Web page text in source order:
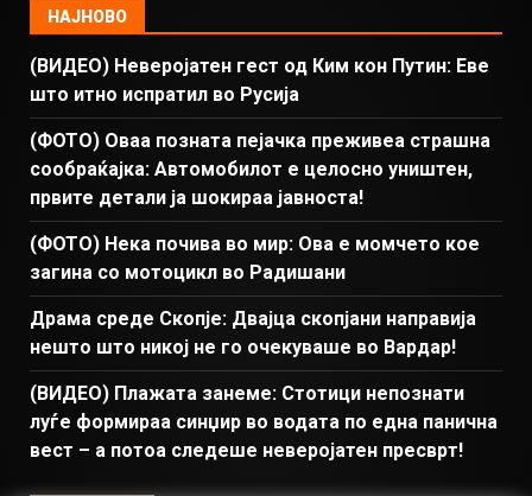
НАЈНОВО
(ВИДЕО) Неверојатен гест од Ким кон Путин: Еве
што итно испратил во Русија
(ФОТО) Оваа позната пејачка преживеа страшна
сообраќајка: Автомобилот е целосно уништен,
првите детали ја шокираа јавноста!
(ФОТО) Нека почива во мир: Ова е момчето кое
загина со мотоцикл во Радишани
Драма среде Скопје: Двајца скопјани направија
нешто што никој не го очекуваше во Вардар!
(ВИДЕО) Плажата занеме: Стотици непознати
луѓе формираа синџир во водата по една панична
вест – а потоа следеше неверојатен пресврт!